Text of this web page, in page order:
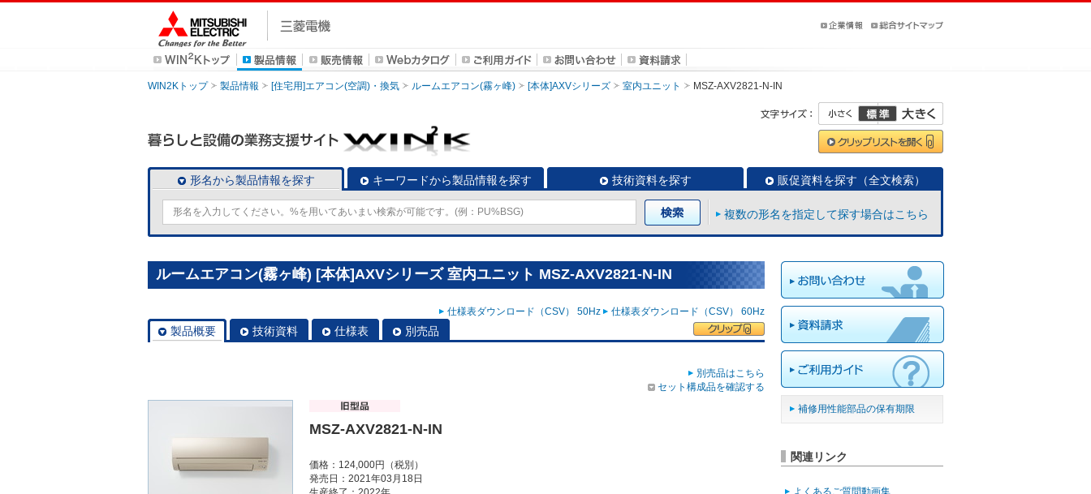
WIN2Kトップ 製品情報 [住宅用]エアコン(空調)・換気 ルームエアコン(霧ヶ峰) [本体]AXVシリーズ 室内ユニット MSZ-AXV2821-N-IN
形名から製品情報を探す キーワードから製品情報を探す 技術資料を探す 販促資料を探す（全文検索）
複数の形名を指定して探す場合はこちら
ルームエアコン(霧ヶ峰) [本体]AXVシリーズ 室内ユニット MSZ-AXV2821-N-IN
仕様表ダウンロード（CSV） 50Hz 仕様表ダウンロード（CSV） 60Hz
製品概要 技術資料 仕様表 別売品
別売品はこちら
セット構成品を確認する
MSZ-AXV2821-N-IN
価格：124,000円（税別）
発売日：2021年03月18日
補修用性能部品の保有期限
関連リンク
よくあるご質問動画集